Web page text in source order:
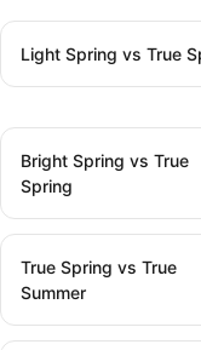
Light Spring vs True
Bright Spring vs True
Spring
True Spring vs True
Summer